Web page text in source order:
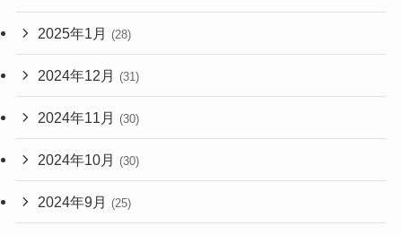
2025年1月 (28)
2024年12月 (31)
2024年11月 (30)
2024年10月 (30)
2024年9月 (25)